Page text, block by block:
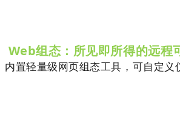
Web组态：所见即所得的远程
内置轻量级网页组态工具，可自定